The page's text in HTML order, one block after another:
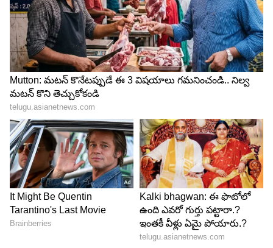
Image Credit : PR
సెకండ్ హ్యాండ్ కారు కొనేముందు ఈ చెక్‌లిస్ట్ ఫాలో
అవ్వండి
సెకండ్ హ్యాండ్ వాహనం కొనేముందు తప్పకుండా RC
(రిజిస్ట్రేషన్ సర్టిఫికేట్), ఓనర్‌షిప్ డాక్యుమెంట్లు
సరిచూడండి.
కారు సర్వీస్ హిస్టరీ, ఇన్సూరెన్స్ క్లెయిమ్‌లు
గమనించండి.
కారు ఓడో మీటర్‌ను పరిశీలించండి. ఇది ట్యాంపర్